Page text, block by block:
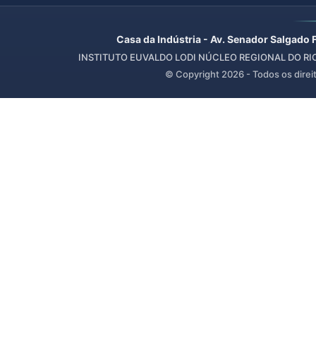
Casa da Indústria - Av. Senador
INSTITUTO EUVALDO LODI NÚCLEO REGIONAL DO
© Copyright 2026 - Todos os